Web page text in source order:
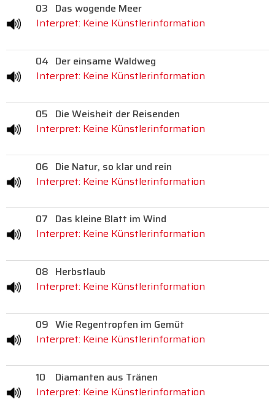
03 Das wogende Meer
Interpret: Keine Künstlerinformation
04 Der einsame Waldweg
Interpret: Keine Künstlerinformation
05 Die Weisheit der Reisenden
Interpret: Keine Künstlerinformation
06 Die Natur, so klar und rein
Interpret: Keine Künstlerinformation
07 Das kleine Blatt im Wind
Interpret: Keine Künstlerinformation
08 Herbstlaub
Interpret: Keine Künstlerinformation
09 Wie Regentropfen im Gemüt
Interpret: Keine Künstlerinformation
10
Diamanten aus Tränen
Interpret: Keine Künstlerinformation